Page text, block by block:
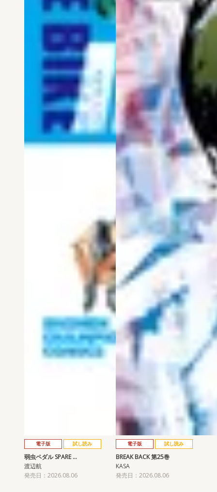
電子版 試し読み
弱虫ペダル SPARE …
渡辺航
発売日：2026.08.06
電子版 試し読み
BREAK BACK 第25巻
KASA
発売日：2026.08.06